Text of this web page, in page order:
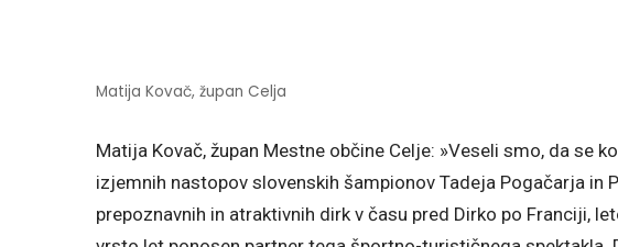
Matija Kovač, župan Celja
Matija Kovač, župan Mestne občine Celje: »Veseli smo, da se
izjemnih nastopov slovenskih šampionov Tadeja Pogačarja in
prepoznavnih in atraktivnih dirk v času pred Dirko po Franciji,